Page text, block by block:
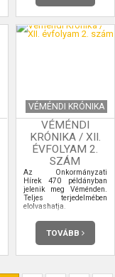
VÉMÉNDI KRÓNIKA
VÉMÉNDI
KRÓNIKA / XII.
ÉVFOLYAM 2.
SZÁM
Az Önkormányzati
Hírek 470 példányban
jelenik meg Véménden.
Teljes terjedelmében
elolvashatja.
TOVÁBB